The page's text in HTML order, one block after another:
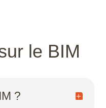
le BIM
?